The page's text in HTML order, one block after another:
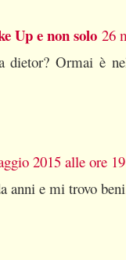
Up e non solo 26
dietor? Ormai è
2015 alle ore
anni e mi trovo